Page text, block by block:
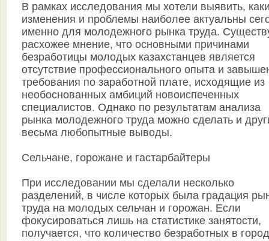
В рамках исследования мы хотели выявить,
изменения и проблемы наиболее актуальны
именно для молодежного рынка труда.
расхожее мнение, что основными причинами
безработицы молодых казахстанцев является
отсутствие профессионального опыта и
требования по заработной плате, исходящие из
необоснованных амбиций новоиспеченных
специалистов. Однако по результатам анализа
рынка молодежного труда можно сделать и
весьма любопытные выводы.
Сельчане, горожане и гастарбайтеры
При исследовании мы сделали несколько
разделений, в числе которых была градация
труда на молодых сельчан и горожан. Если
фокусироваться лишь на статистике занятости,
получается, что количество безработных в